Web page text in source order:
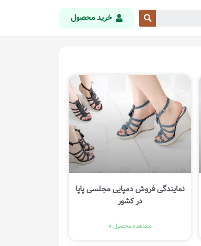
خرید محصول
نمایندگی فروش دمپایی مجلسی پاپا
در کشور
مشاهده محصول »